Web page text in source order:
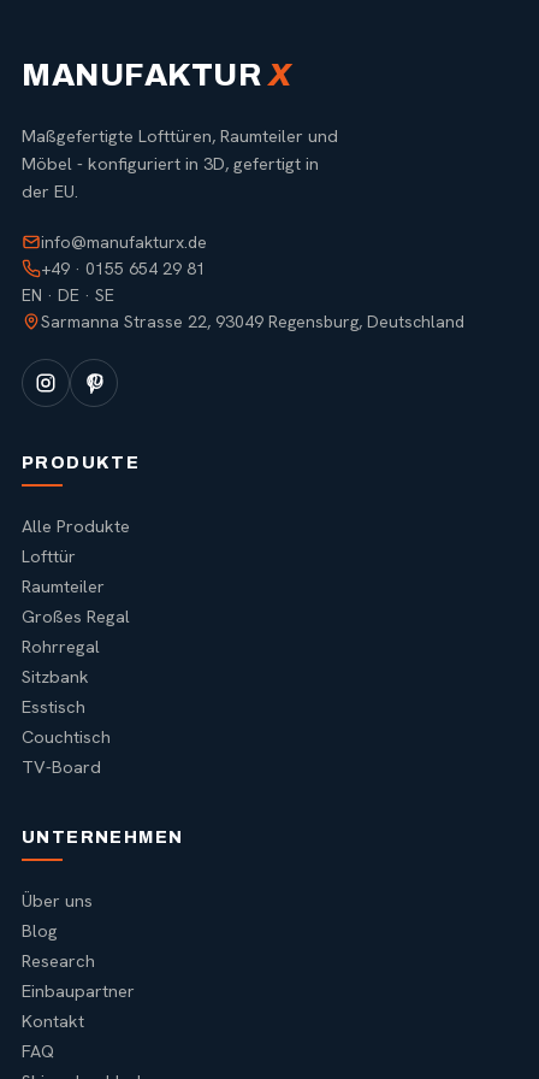
MANUFAKTUR X
Maßgefertigte Lofttüren, Raumteiler und
Möbel - konfiguriert in 3D, gefertigt in
der EU.
info@manufakturx.de
+49 · 0155 654 29 81
EN · DE · SE
Sarmanna Strasse 22, 93049 Regensburg, Deutschland
PRODUKTE
Alle Produkte
Lofttür
Raumteiler
Großes Regal
Rohrregal
Sitzbank
Esstisch
Couchtisch
TV-Board
UNTERNEHMEN
Über uns
Blog
Research
Einbaupartner
Kontakt
FAQ